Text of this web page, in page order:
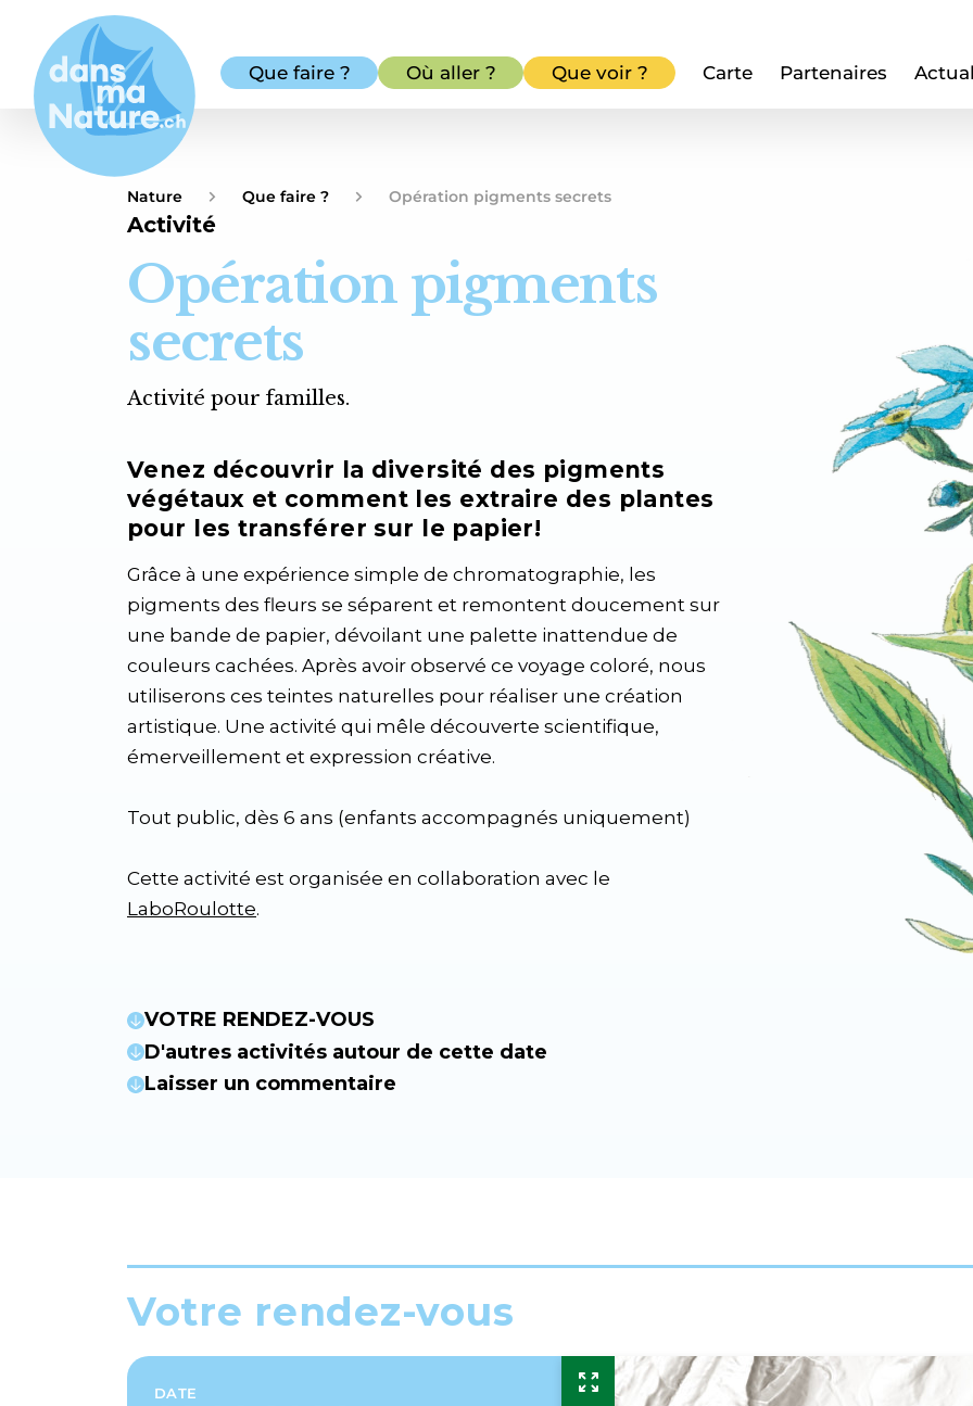
Que faire ? Où aller ? Que voir ? Carte Partenaires
Nature Que faire ? Opération pigments secrets
Activité
Opération pigments
secrets
Activité pour familles.
Venez découvrir la diversité des pigments
végétaux et comment les extraire des plantes
pour les transférer sur le papier!
Grâce à une expérience simple de chromatographie, les
pigments des fleurs se séparent et remontent doucement sur
une bande de papier, dévoilant une palette inattendue de
couleurs cachées. Après avoir observé ce voyage coloré, nous
utiliserons ces teintes naturelles pour réaliser une création
artistique. Une activité qui mêle découverte scientifique,
émerveillement et expression créative.
Tout public, dès 6 ans (enfants accompagnés uniquement)
Cette activité est organisée en collaboration avec le
LaboRoulotte.
VOTRE RENDEZ-VOUS
D'autres activités autour de cette date
Laisser un commentaire
Votre rendez-vous
DATE